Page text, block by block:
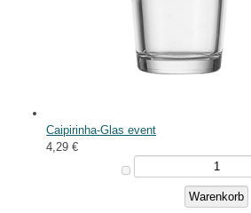
Caipirinha-Glas event
4,29 €